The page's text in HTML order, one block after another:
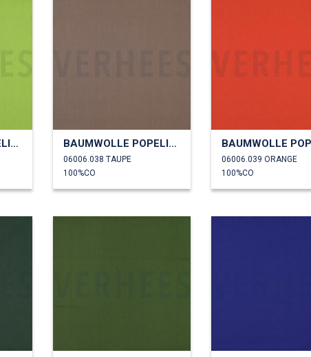
BAUMWOLLE POPELINE BAUMWOLLE POPELINE
06006.038 TAUPE
100%CO
06006.039 ORANGE
100%CO